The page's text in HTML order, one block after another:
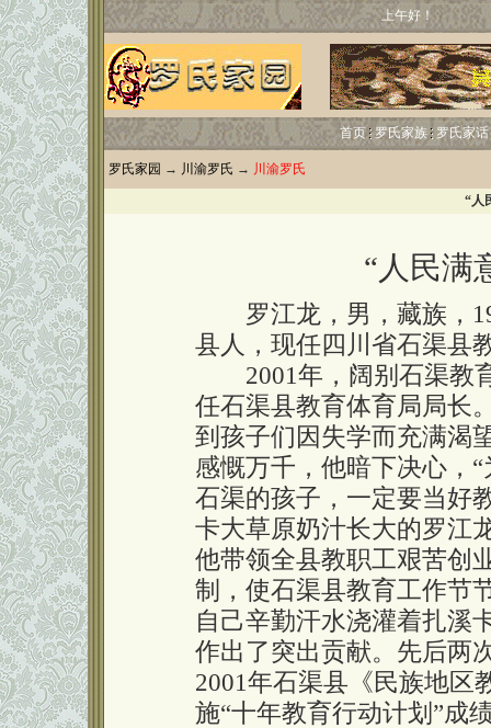
上午好！
首页 罗氏家族 罗氏家话
罗氏家园 → 川渝罗氏 → 川渝罗氏
“人
“人民满
罗江龙，男，藏族，
县人，现任四川省石渠县
2001年，阔别石渠教
任石渠县教育体育局局长
到孩子们因失学而充满渴
感慨万千，他暗下决心，
石渠的孩子，一定要当好
卡大草原奶汁长大的罗江
他带领全县教职工艰苦创
制，使石渠县教育工作节
自己辛勤汗水浇灌着扎溪
作出了突出贡献。先后两
2001年石渠县《民族地区
施“十年教育行动计划”成